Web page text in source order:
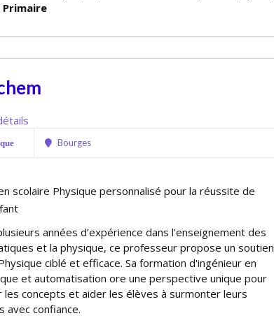
Primaire
Bourges
scolaire Physique personnalisé pour la réussite de
années d’expérience dans l'enseignement des
et la physique, ce professeur propose un soutien
ciblé et efficace. Sa formation d'ingénieur en
et automatisation offre une perspective unique pour
les concepts et aider les élèves à surmonter leurs
avec confiance.